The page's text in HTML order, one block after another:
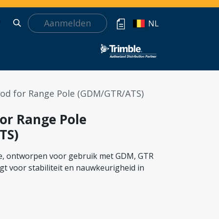
Aanmelden NL
for Range Pole (GDM/GTR/ATS)
Range Pole
ontworpen voor gebruik met GDM, GTR
voor stabiliteit en nauwkeurigheid in